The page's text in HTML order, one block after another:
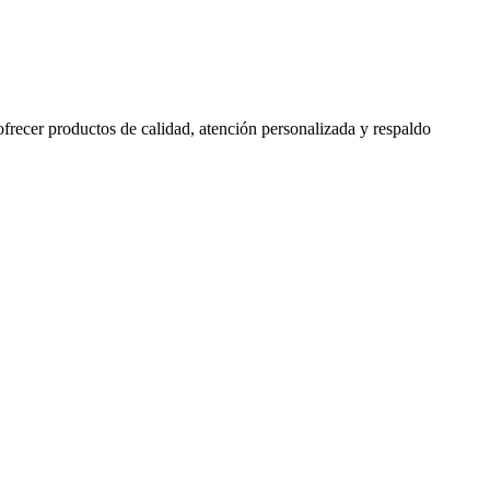
productos de calidad, atención personalizada y respaldo